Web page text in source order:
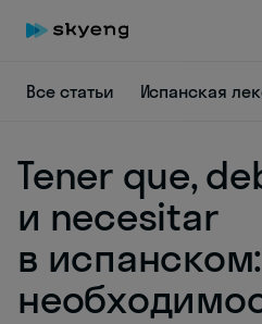
Все статьи Испанская
Tener que,
и necesitar
в
Skyeng Chat
online